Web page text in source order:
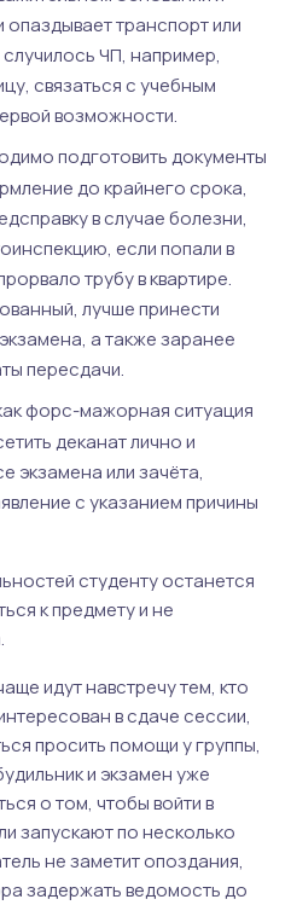
транспорт или
ЧП, например,
связаться с учебным
возможности.
подготовить документы
до крайнего срока,
в случае болезни,
если попали в
трубу в квартире.
лучше принести
а также заранее
пересдачи.
форс-мажорная ситуация
деканат лично и
экзамена или зачёта,
с указанием причины
студенту останется
к предмету и не
идут навстречу тем, кто
в сдаче сессии,
просить помощи у группы,
и экзамен уже
о том, чтобы войти в
запускают по несколько
не заметит опоздания,
задержать ведомость до